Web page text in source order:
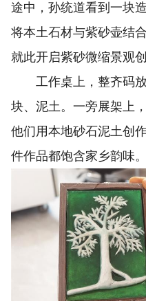
途中，孙统道看到一块
将本土石材与紫砂壶结
就此开启紫砂微缩景观创
工作桌上，整齐码放
块、泥土。一旁展架上
他们用本地砂石泥土创
件作品都饱含家乡韵味。